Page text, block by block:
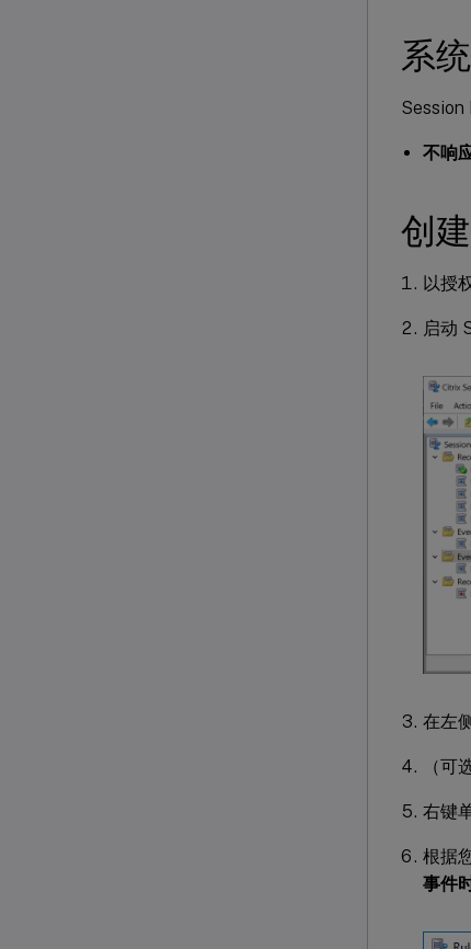
系
Session
不响
创
以授
启动
在左
（可
右键
根据
事件